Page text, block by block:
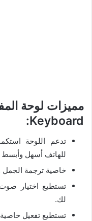
Keyboard:
تدعم اللوحة
للهاتف أسهل
خاصية ترجمة الجمل
تستطيع اختيار
لك.
تستطيع تفعيل خاصية